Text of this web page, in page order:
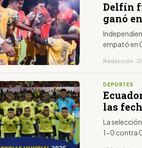
Delfín
ganó
empató en
Redacción ·
DEPORTES
las
La
1-0 contra